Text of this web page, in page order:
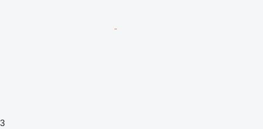
3